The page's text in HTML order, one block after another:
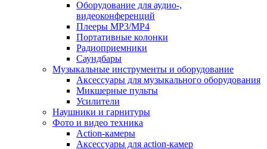
Оборудование для аудио-,
видеоконференций
Плееры MP3/MP4
Портативные колонки
Радиоприемники
Саундбары
Музыкальные инструменты и оборудование
Аксессуары для музыкального оборудования
Микшерные пульты
Усилители
Наушники и гарнитуры
Фото и видео техника
Action-камеры
Аксессуары для action-камер